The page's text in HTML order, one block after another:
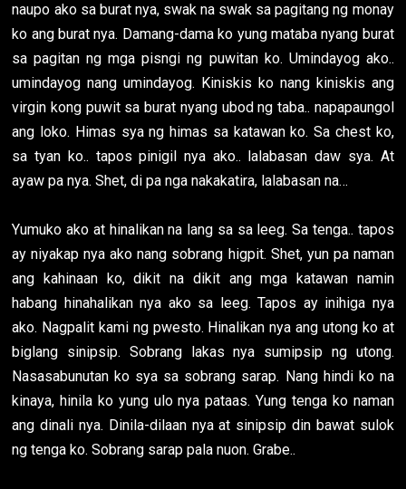
naupo ako sa burat nya, swak na swak sa pagitang ng monay
ko ang burat nya. Damang-dama ko yung mataba nyang burat
sa pagitan ng mga pisngi ng puwitan ko. Umindayog ako..
umindayog nang umindayog. Kiniskis ko nang kiniskis ang
virgin kong puwit sa burat nyang ubod ng taba.. napapaungol
ang loko. Himas sya ng himas sa katawan ko. Sa chest ko,
sa tyan ko.. tapos pinigil nya ako.. lalabasan daw sya. At
ayaw pa nya. Shet, di pa nga nakakatira, lalabasan na…
Yumuko ako at hinalikan na lang sa sa leeg. Sa tenga.. tapos
ay niyakap nya ako nang sobrang higpit. Shet, yun pa naman
ang kahinaan ko, dikit na dikit ang mga katawan namin
habang hinahalikan nya ako sa leeg. Tapos ay inihiga nya
ako. Nagpalit kami ng pwesto. Hinalikan nya ang utong ko at
biglang sinipsip. Sobrang lakas nya sumipsip ng utong.
Nasasabunutan ko sya sa sobrang sarap. Nang hindi ko na
kinaya, hinila ko yung ulo nya pataas. Yung tenga ko naman
ang dinali nya. Dinila-dilaan nya at sinipsip din bawat sulok
ng tenga ko. Sobrang sarap pala nuon. Grabe..